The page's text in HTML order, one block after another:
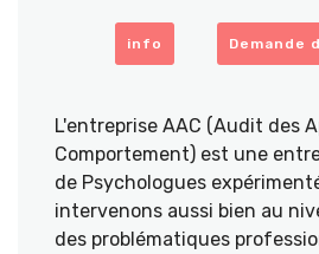
info Demande
L'entreprise AAC (Audit des
Comportement) est une
de Psychologues
intervenons aussi bien au
des problématiques